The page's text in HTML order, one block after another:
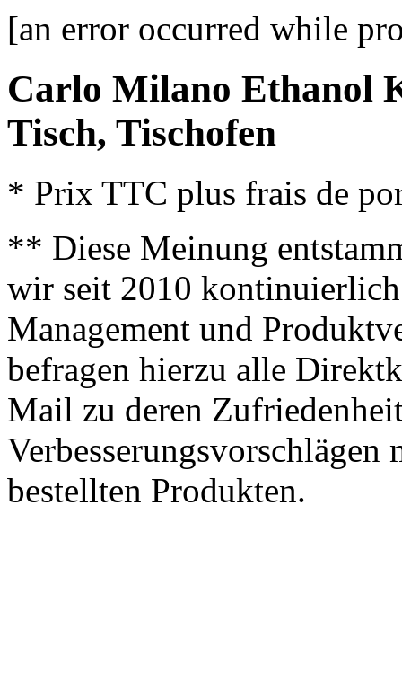
[an error occurred while
Carlo Milano Ethanol
Tisch, Tischofen
* Prix TTC plus frais de
** Diese Meinung
wir seit 2010
Management und
befragen hierzu alle
Mail zu deren
bestellten Produkten.